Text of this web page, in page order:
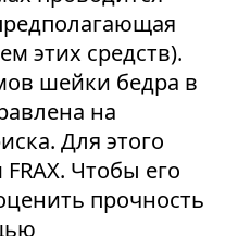
этих средств).
шейки бедра в
на
Для этого
Чтобы его
прочность